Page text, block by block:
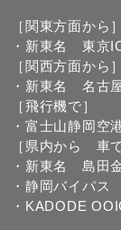
［関東方面から］
・新東名 東
［関西方面から］
・新東名 名
［飛行機で］
・富士山静岡
［県内から 車で
・新東名 島田
・静岡バイパ
・KADODE